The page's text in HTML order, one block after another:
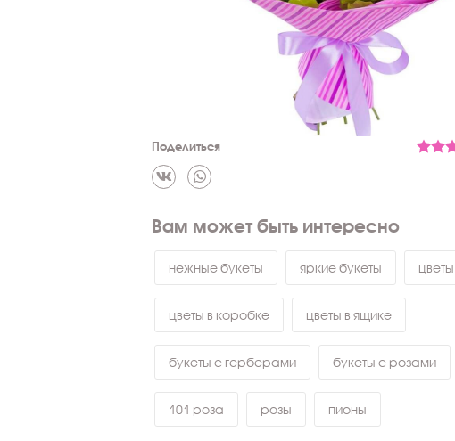
Поделиться
Вам может быть интересно
нежные букеты яркие букеты
цветы в коробке цветы в ящике
букеты с герберами букеты с розами
101 роза розы пионы